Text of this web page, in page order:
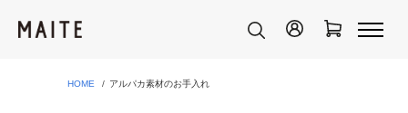
HOME アルパカ素材のお手入れ